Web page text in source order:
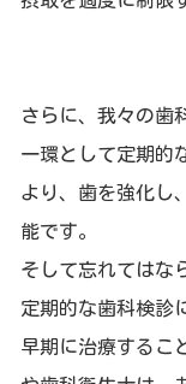
さらに、我々の歯
一環として定期的
より、歯を強化し
能です。
そして忘れてはな
定期的な歯科検診
早期に治療するこ